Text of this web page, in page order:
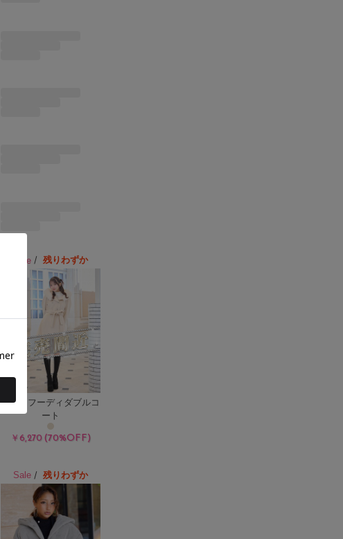
Sale/ 残りわずか
ファーフーディダブルコ
ート
￥6,270 (70%OFF)
Sale/ 残りわずか